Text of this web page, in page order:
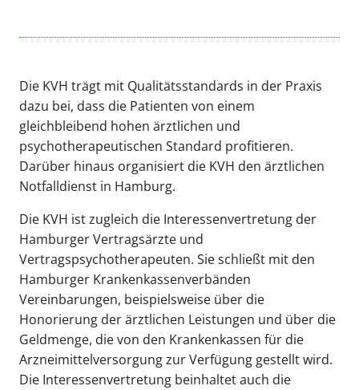
Die KVH trägt mit Qualitätsstandards in der Praxis
dazu bei, dass die Patienten von einem
gleichbleibend hohen ärztlichen und
psychotherapeutischen Standard profitieren.
Darüber hinaus organisiert die KVH den ärztlichen
Notfalldienst in Hamburg.
Die KVH ist zugleich die Interessenvertretung der
Hamburger Vertragsärzte und
Vertragspsychotherapeuten. Sie schließt mit den
Hamburger Kranken­kassen­verbänden
Vereinbarungen, beispielsweise über die
Honorierung der ärztlichen Leistungen und über die
Geldmenge, die von den Krankenkassen für die
Arznei­mittel­versorgung zur Verfügung gestellt wird.
Die Interessenvertretung beinhaltet auch die